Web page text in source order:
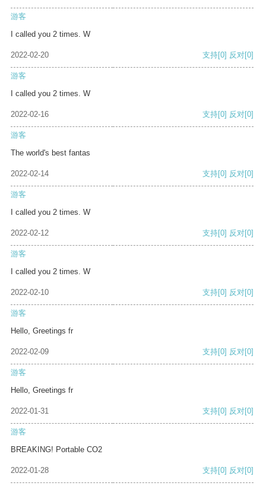
游客
I called you 2 times. W
2022-02-20 支持[0] 反对[0]
游客
I called you 2 times. W
2022-02-16 支持[0] 反对[0]
游客
The world's best fantas
2022-02-14 支持[0] 反对[0]
游客
I called you 2 times. W
2022-02-12 支持[0] 反对[0]
游客
I called you 2 times. W
2022-02-10 支持[0] 反对[0]
游客
Hello, Greetings fr
2022-02-09 支持[0] 反对[0]
游客
Hello, Greetings fr
2022-01-31 支持[0] 反对[0]
游客
BREAKING! Portable CO2
2022-01-28 支持[0] 反对[0]